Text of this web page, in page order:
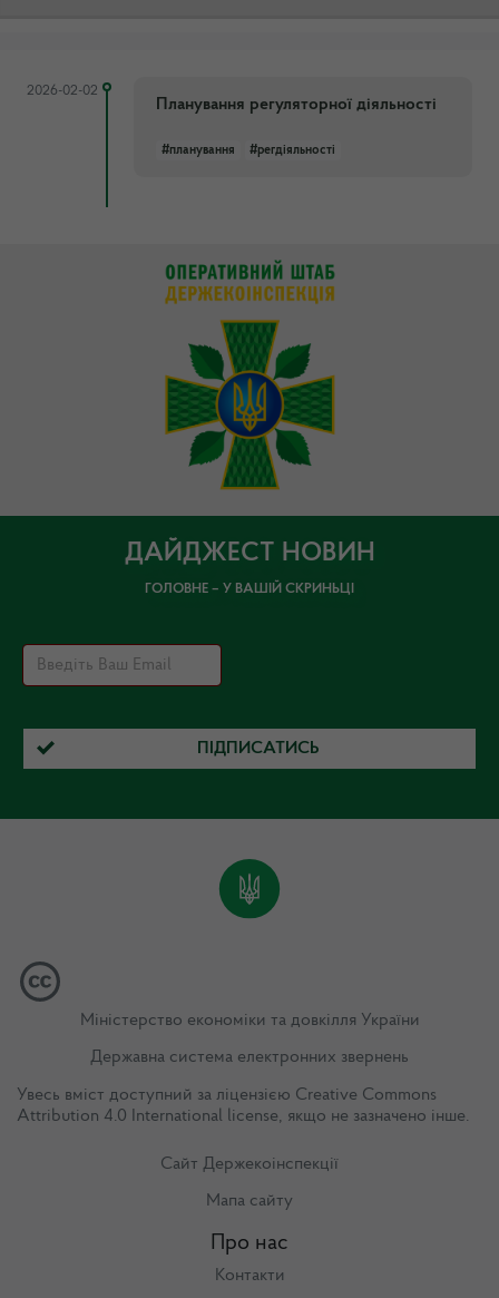
2026-02-02
Планування регуляторної діяльності
#планування #регдіяльності
ДАЙДЖЕСТ НОВИН
ГОЛОВНЕ – У ВАШІЙ СКРИНЬЦІ
ПІДПИСАТИСЬ
Міністерство економіки та довкілля України
Державна система електронних звернень
Увесь вміст доступний за ліцензією Creative Commons
Attribution 4.0 International license, якщо не зазначено інше.
Сайт Держекоінспекції
Мапа сайту
Про нас
Контакти